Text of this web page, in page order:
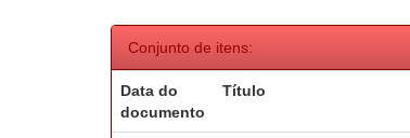
Conjunto de itens:
Data do
documento
Título